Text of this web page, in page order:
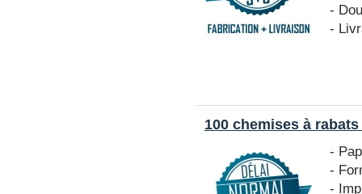
-
-
100 chemises à
-
-
-